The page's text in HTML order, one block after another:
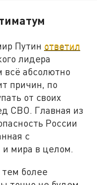
Путин ответил
лидера
абсолютно
причин, по
от своих
СВО. Главная из
России
с
и мира в целом.
более